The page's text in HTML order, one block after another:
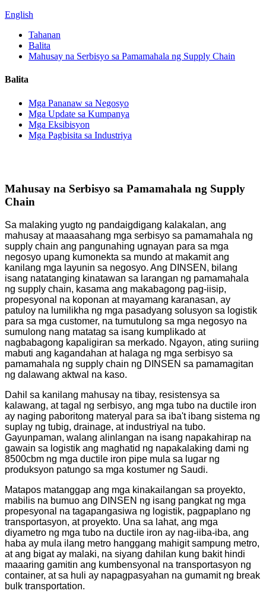
English
Tahanan
Balita
Mahusay na Serbisyo sa Pamamahala ng Supply Chain
Balita
Mga Pananaw sa Negosyo
Mga Update sa Kumpanya
Mga Eksibisyon
Mga Pagbisita sa Industriya
Mahusay na Serbisyo sa Pamamahala ng Supply
Chain
Sa malaking yugto ng pandaigdigang kalakalan, ang
mahusay at maaasahang mga serbisyo sa pamamahala ng
supply chain ang pangunahing ugnayan para sa mga
negosyo upang kumonekta sa mundo at makamit ang
kanilang mga layunin sa negosyo. Ang DINSEN, bilang
isang natatanging kinatawan sa larangan ng pamamahala
ng supply chain, kasama ang makabagong pag-iisip,
propesyonal na koponan at mayamang karanasan, ay
patuloy na lumilikha ng mga pasadyang solusyon sa logistik
para sa mga customer, na tumutulong sa mga negosyo na
sumulong nang matatag sa isang kumplikado at
nagbabagong kapaligiran sa merkado. Ngayon, ating suriing
mabuti ang kagandahan at halaga ng mga serbisyo sa
pamamahala ng supply chain ng DINSEN sa pamamagitan
ng dalawang aktwal na kaso.
Dahil sa kanilang mahusay na tibay, resistensya sa
kalawang, at tagal ng serbisyo, ang mga tubo na ductile iron
ay naging paboritong materyal para sa iba't ibang sistema ng
suplay ng tubig, drainage, at industriyal na tubo.
Gayunpaman, walang alinlangan na isang napakahirap na
gawain sa logistik ang maghatid ng napakalaking dami ng
8500cbm ng mga ductile iron pipe mula sa lugar ng
produksyon patungo sa mga kostumer ng Saudi.
Matapos matanggap ang mga kinakailangan sa proyekto,
mabilis na bumuo ang DINSEN ng isang pangkat ng mga
propesyonal na tagapangasiwa ng logistik, pagpaplano ng
transportasyon, at proyekto. Una sa lahat, ang mga
diyametro ng mga tubo na ductile iron ay nag-iiba-iba, ang
haba ay mula ilang metro hanggang mahigit sampung metro,
at ang bigat ay malaki, na siyang dahilan kung bakit hindi
maaaring gamitin ang kumbensyonal na transportasyon ng
container, at sa huli ay napagpasyahan na gumamit ng break
bulk transportation.